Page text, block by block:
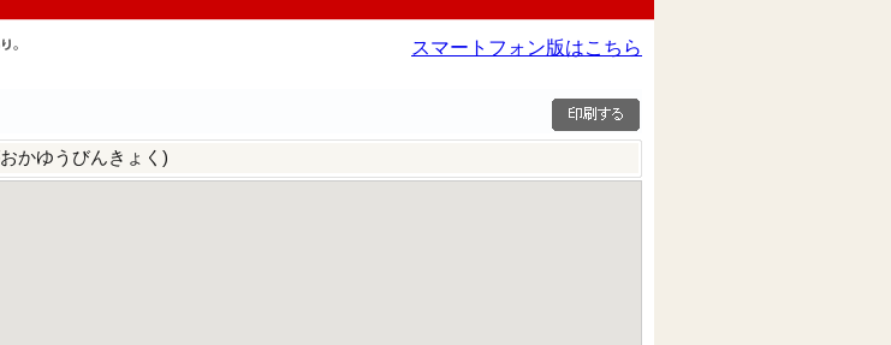
スマートフォン版はこちら
かゆうびんきょく)